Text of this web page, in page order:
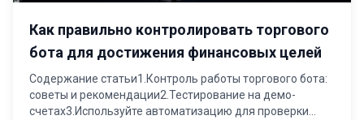
Как правильно контролировать торгового
бота для достижения финансовых целей
Содержание статьи1.Контроль работы торгового бота:
советы и рекомендации2.Тестирование на демо-
счетах3.Используйте автоматизацию для проверки